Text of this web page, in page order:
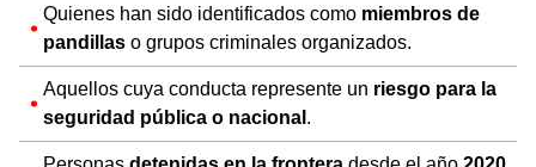
Quienes han sido identificados como miembros de
pandillas o grupos criminales organizados.
Aquellos cuya conducta represente un riesgo para la
seguridad pública o nacional.